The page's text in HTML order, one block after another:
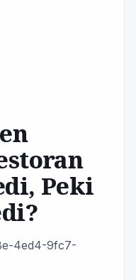
Peki
4ed4-9fc7-